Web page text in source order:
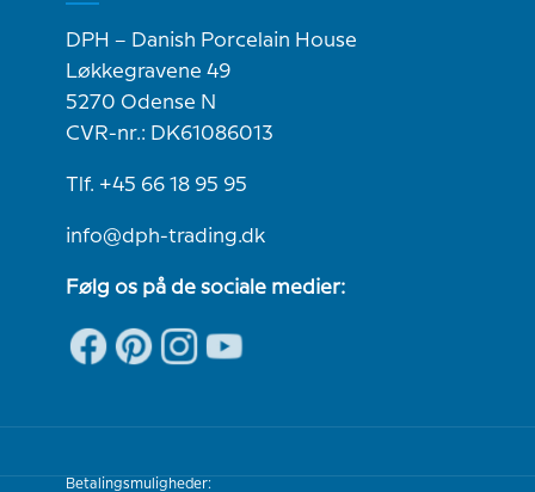
DPH – Danish Porcelain House
Løkkegravene 49
5270 Odense N
CVR-nr.: DK61086013
Tlf. +45 66 18 95 95
info@dph-trading.dk
Følg os på de sociale medier:
Betalingsmuligheder: